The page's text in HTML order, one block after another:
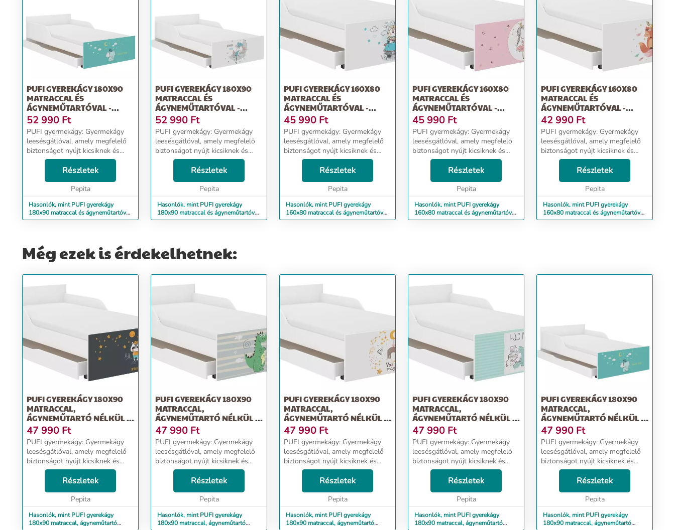
PUFI GYEREKÁGY 180X90
MATRACCAL ÉS
ÁGYNEMŰTARTÓVAL -
ELEFÁNT
52 990 Ft
PUFI gyermekágy: Gyermekágy
leesésgátlóval, amely megfelelő
biztonságot nyújt kicsiknek és
nagyoknak. Ágy méretei:
hosszúság 183 cm, szélesség 98
cm, magasság 56 cm - Alvási
terület: 180x90 cm - Fr...
Részletek
Pepita
Hasonlók, mint PUFI gyerekágy
180x90 matraccal és ágyneműtartóval
- elefánt
PUFI GYEREKÁGY 180X90
MATRACCAL ÉS
ÁGYNEMŰTARTÓVAL -
ÁLOMSZUSZÉK
52 990 Ft
PUFI gyermekágy: Gyermekágy
leesésgátlóval, amely megfelelő
biztonságot nyújt kicsiknek és
nagyoknak. Ágy méretei:
hosszúság 183 cm, szélesség 98
cm, magasság 56 cm - Alvási
terület: 180x90 cm - Fr...
Részletek
Pepita
Hasonlók, mint PUFI gyerekágy
180x90 matraccal és ágyneműtartóval
- álomszuszék
PUFI GYEREKÁGY 160X80
MATRACCAL ÉS
ÁGYNEMŰTARTÓVAL -
OROSZLÁN
45 990 Ft
PUFI gyermekágy: Gyermekágy
leesésgátlóval, amely megfelelő
biztonságot nyújt kicsiknek és
nagyoknak. Ágy méretei:
hosszúság 163 cm, szélesség 88
cm, magasság 56 cm Alvási
terület: 160x80 cm Frontma...
Részletek
Pepita
Hasonlók, mint PUFI gyerekágy
160x80 matraccal és ágyneműtartóval
- oroszlán
PUFI GYEREKÁGY 160X80
MATRACCAL ÉS
ÁGYNEMŰTARTÓVAL -
HERCEGNŐ
45 990 Ft
PUFI gyermekágy: Gyermekágy
leesésgátlóval, amely megfelelő
biztonságot nyújt kicsiknek és
nagyoknak. Ágy méretei:
hosszúság 163 cm, szélesség 88
cm, magasság 56 cm Alvási
terület: 160x80 cm Frontma...
Részletek
Pepita
Hasonlók, mint PUFI gyerekágy
160x80 matraccal és ágyneműtartóval
- hercegnő
PUFI GYEREKÁGY 160X80
MATRACCAL ÉS
ÁGYNEMŰTARTÓVAL -
BOHO RÓKA
42 990 Ft
PUFI gyermekágy: Gyermekágy
leesésgátlóval, amely megfelelő
biztonságot nyújt kicsiknek és
nagyoknak. Ágy méretei:
hosszúság 163 cm, szélesség 88
cm, magasság 56 cm Alvási
terület: 160x80 cm Frontma...
Részletek
Pepita
Hasonlók, mint PUFI gyerekágy
160x80 matraccal és ágyneműtartóval
- boho róka
Még ezek is érdekelhetnek:
PUFI GYEREKÁGY 180X90
MATRACCAL,
ÁGYNEMŰTARTÓ NÉLKÜL -
BORZ
47 990 Ft
PUFI gyermekágy: Gyermekágy
leesésgátlóval, amely megfelelő
biztonságot nyújt kicsiknek és
nagyoknak. Ágy méretei:
hosszúság 183 cm, szélesség 98
cm, magasság 56 cm - Alvási
terület: 180x90 cm - Fr...
Részletek
Pepita
Hasonlók, mint PUFI gyerekágy
180x90 matraccal, ágyneműtartó
PUFI GYEREKÁGY 180X90
MATRACCAL,
ÁGYNEMŰTARTÓ NÉLKÜL -
DINO
47 990 Ft
PUFI gyermekágy: Gyermekágy
leesésgátlóval, amely megfelelő
biztonságot nyújt kicsiknek és
nagyoknak. Ágy méretei:
hosszúság 183 cm, szélesség 98
cm, magasság 56 cm - Alvási
terület: 180x90 cm - Fr...
Részletek
Pepita
Hasonlók, mint PUFI gyerekágy
180x90 matraccal, ágyneműtartó
PUFI GYEREKÁGY 180X90
MATRACCAL,
ÁGYNEMŰTARTÓ NÉLKÜL -
MACSEK
47 990 Ft
PUFI gyermekágy: Gyermekágy
leesésgátlóval, amely megfelelő
biztonságot nyújt kicsiknek és
nagyoknak. Ágy méretei:
hosszúság 183 cm, szélesség 98
cm, magasság 56 cm - Alvási
terület: 180x90 cm - Fr...
Részletek
Pepita
Hasonlók, mint PUFI gyerekágy
180x90 matraccal, ágyneműtartó
PUFI GYEREKÁGY 180X90
MATRACCAL,
ÁGYNEMŰTARTÓ NÉLKÜL -
BARÁTOK
47 990 Ft
PUFI gyermekágy: Gyermekágy
leesésgátlóval, amely megfelelő
biztonságot nyújt kicsiknek és
nagyoknak. Ágy méretei:
hosszúság 183 cm, szélesség 98
cm, magasság 56 cm - Alvási
terület: 180x90 cm - Fr...
Részletek
Pepita
Hasonlók, mint PUFI gyerekágy
180x90 matraccal, ágyneműtartó
PUFI GYEREKÁGY 180X90
MATRACCAL,
ÁGYNEMŰTARTÓ NÉLKÜL -
ELEFÁNT
47 990 Ft
PUFI gyermekágy: Gyermekágy
leesésgátlóval, amely megfelelő
biztonságot nyújt kicsiknek és
nagyoknak. Ágy méretei:
hosszúság 183 cm, szélesség 98
cm, magasság 56 cm - Alvási
terület: 180x90 cm - Fr...
Részletek
Pepita
Hasonlók, mint PUFI gyerekágy
180x90 matraccal, ágyneműtartó